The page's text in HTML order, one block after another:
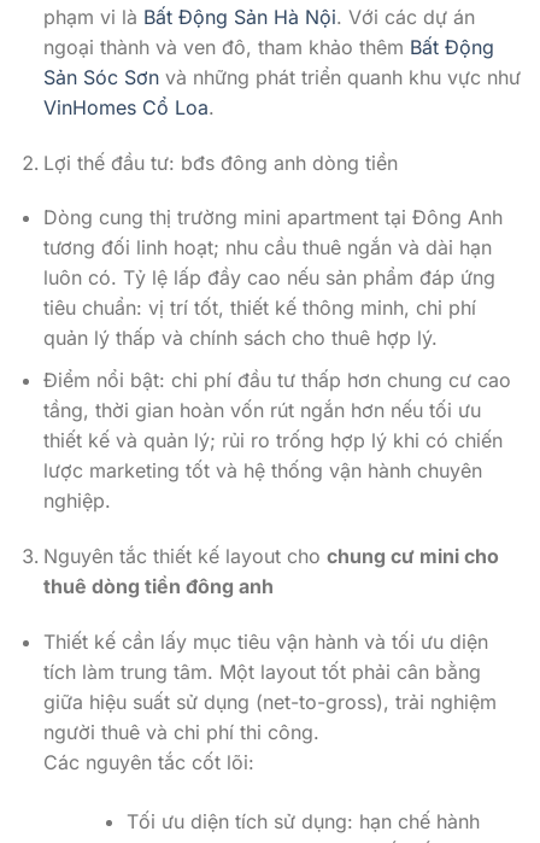
phạm vi là Bất Động Sản Hà Nội. Với các dự án
ngoại thành và ven đô, tham khảo thêm Bất Động
Sản Sóc Sơnvà những phát triển quanh khu vực như
VinHomes Cổ Loa.
Lợi thế đầu tư: bđs đông anh dòng tiền
Dòng cung thị trường mini apartment tại Đông Anh
tương đối linh hoạt; nhu cầu thuê ngắn và dài hạn
luôn có. Tỷ lệ lấp đầy cao nếu sản phẩm đáp ứng
tiêu chuẩn: vị trí tốt, thiết kế thông minh, chi phí
quản lý thấp và chính sách cho thuê hợp lý.
Điểm nổi bật: chi phí đầu tư thấp hơn chung cư cao
tầng, thời gian hoàn vốn rút ngắn hơn nếu tối ưu
thiết kế và quản lý; rủi ro trống hợp lý khi có chiến
lược marketing tốt và hệ thống vận hành chuyên
nghiệp.
Nguyên tắc thiết kế layout cho chung cư mini cho
thuê dòng tiền đông anh
Thiết kế cần lấy mục tiêu vận hành và tối ưu diện
tích làm trung tâm. Một layout tốt phải cân bằng
giữa hiệu suất sử dụng (net-to-gross), trải nghiệm
người thuê và chi phí thi công.
Các nguyên tắc cốt lõi:
Tối ưu diện tích sử dụng: hạn chế hành